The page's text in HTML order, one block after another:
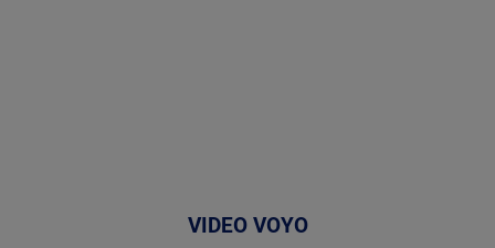
VIDEO VOYO